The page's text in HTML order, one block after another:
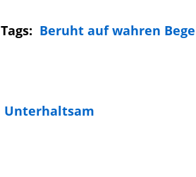
Tags: Beruht auf wahren
Unterhaltsam